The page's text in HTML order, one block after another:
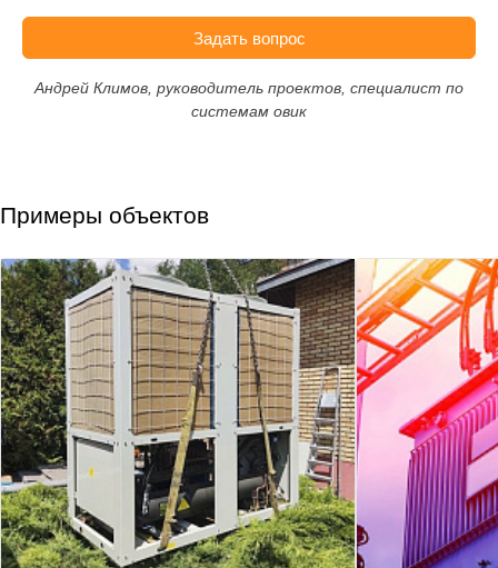
Задать вопрос
Андрей Климов, руководитель проектов, специалист по
системам овик
Примеры объектов